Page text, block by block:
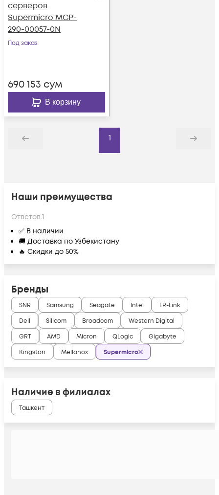
серверов
Supermicro MCP-
290-00057-0N
Под заказ
690 153 сум
В корзину
Назад
1
Дальше
Наши преимущества
Ответов:1
✅ В наличии
🚚 Доставка по Узбекистану
🔥 Скидки до 50%
Бренды
SNR Samsung Seagate Intel
LR-Link
Dell
Silicom Broadcom
Western Digital
GRT
AMD Micron QLogic
Gigabyte
Kingston
Mellanox Supermicro
Наличие в филиалах
Ташкент